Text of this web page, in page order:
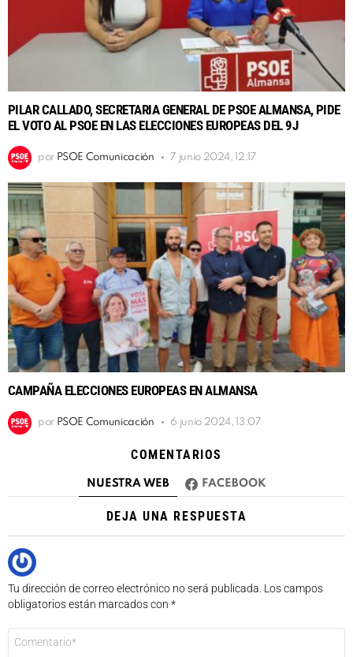
PILAR CALLADO, SECRETARIA GENERAL DE PSOE ALMANSA, PIDE
EL VOTO AL PSOE EN LAS ELECCIONES EUROPEAS DEL 9J
por PSOE Comunicación 7 junio 2024, 12:17
CAMPAÑA ELECCIONES EUROPEAS EN ALMANSA
por PSOE Comunicación 6 junio 2024, 13:07
COMENTARIOS
NUESTRA WEB FACEBOOK
DEJA UNA RESPUESTA
Tu dirección de correo electrónico no será publicada. Los campos
obligatorios están marcados con *